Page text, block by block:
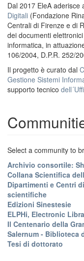
Dal 2017 EleA
Digitali (Fondazione
Centrali di Firenze e di
dei documenti
informatica, in
106/2004, D.P.R. 252/
Il progetto è curato dal
Gestione Sistemi
supporto tecnico
Select a community to
Archivio consortile:
Collana Scientifica
Dipartimenti e Centri
scientifiche
Edizioni Sinestesie
ELPHi, Electronic
Il Centenario della
Salernum - Biblioteca
Tesi di dottorato